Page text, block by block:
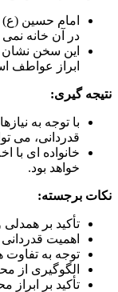
امام حسین (ع)
در آن خانه نمی
این سخن
ابراز عواطف
نتیجه گیری:
با توجه به
قدردانی، می
خانواده ای با
خواهد بود.
نکات برجسته:
تأکید بر
اهمیت
توجه به
الگوگیری از
تأکید بر